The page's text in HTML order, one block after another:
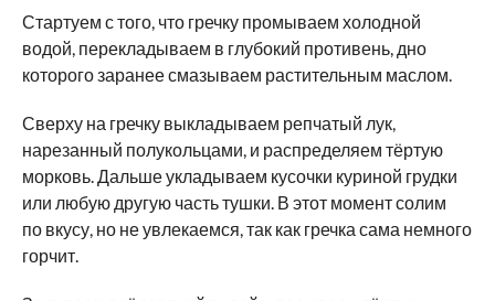
Стартуем с того, что гречку промываем холодной
водой, перекладываем в глубокий противень, дно
которого заранее смазываем растительным маслом.
Сверху на гречку выкладываем репчатый лук,
нарезанный полукольцами, и распределяем тёртую
морковь. Дальше укладываем кусочки куриной грудки
или любую другую часть тушки. В этот момент солим
по вкусу, но не увлекаемся, так как гречка сама немного
горчит.